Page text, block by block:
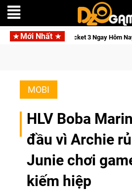
Mới Nhất
3 Ngay Hôm Nay
MOBI
HLV Boba
đầu vì Archie
Junie chơi
kiếm hiệp